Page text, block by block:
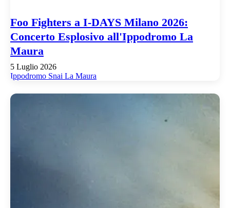
Foo Fighters a I-DAYS Milano 2026:
Concerto Esplosivo all'Ippodromo La
Maura
5 Luglio 2026
Ippodromo Snai La Maura